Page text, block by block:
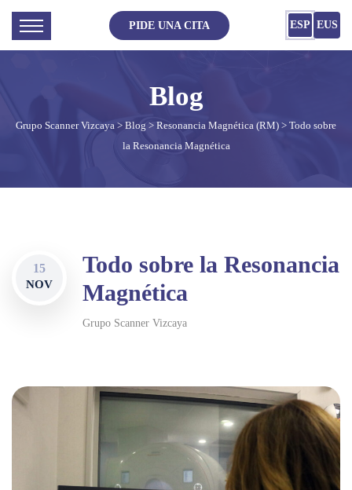
PIDE UNA CITA ESP EUS
Grupo Scanner Vizcaya > Blog > Resonancia Magnética (RM) > Todo sobre
la Resonancia Magnética
15
NOV
Todo sobre la Resonancia
Magnética
Grupo Scanner Vizcaya